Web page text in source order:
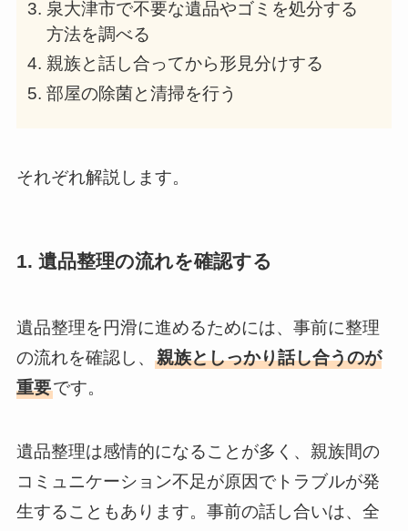
泉大津市で不要な遺品やゴミを処分する
方法を調べる
親族と話し合ってから形見分けする
部屋の除菌と清掃を行う
それぞれ解説します。
1. 遺品整理の流れを確認する
遺品整理を円滑に進めるためには、事前に整理
の流れを確認し、 親族としっかり話し合うのが
重要です。
遺品整理は感情的になることが多く、親族間の
コミュニケーション不足が原因でトラブルが発
生することもあります。事前の話し合いは、全